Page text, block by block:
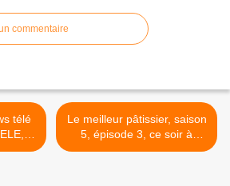
commentaire
Le meilleur pâtissier, saison
5, épisode 3, ce soir à
21h00 sur M6 >